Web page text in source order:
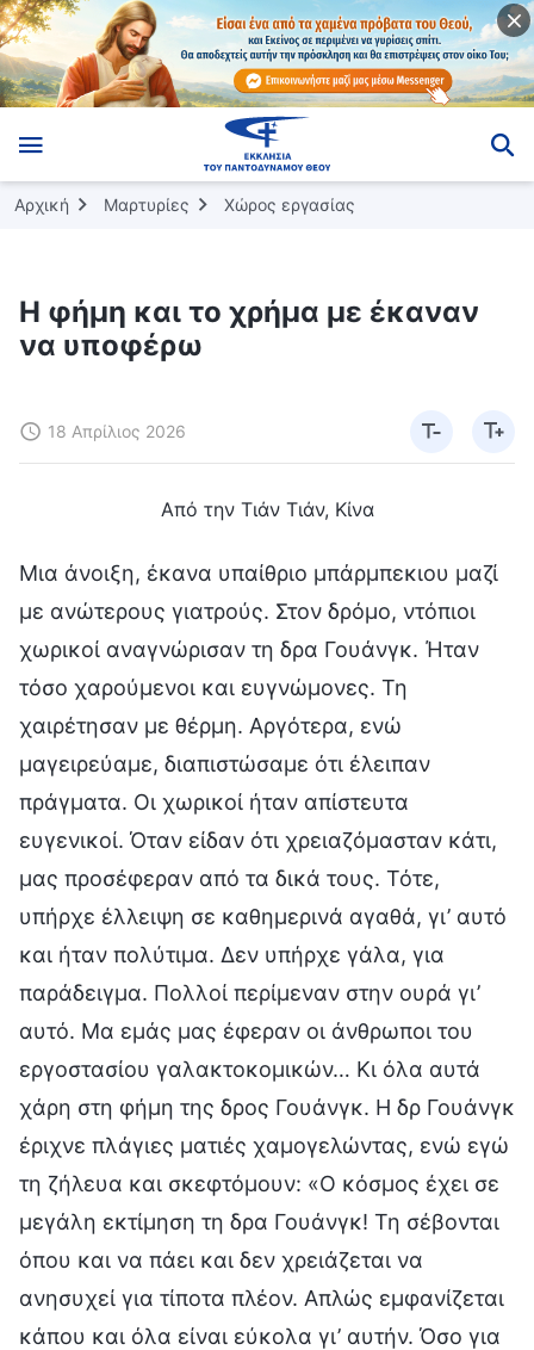
Αρχική Μαρτυρίες Χώρος εργασίας
Η φήμη και το χρήμα με έκαναν
να υποφέρω
18 Απρίλιος 2026
Από την Τιάν Τιάν, Κίνα
Μια άνοιξη, έκανα υπαίθριο μπάρμπεκιου μαζί
με ανώτερους γιατρούς. Στον δρόμο, ντόπιοι
χωρικοί αναγνώρισαν τη δρα Γουάνγκ. Ήταν
τόσο χαρούμενοι και ευγνώμονες. Τη
χαιρέτησαν με θέρμη. Αργότερα, ενώ
μαγειρεύαμε, διαπιστώσαμε ότι έλειπαν
πράγματα. Οι χωρικοί ήταν απίστευτα
ευγενικοί. Όταν είδαν ότι χρειαζόμασταν κάτι,
μας προσέφεραν από τα δικά τους. Τότε,
υπήρχε έλλειψη σε καθημερινά αγαθά, γι’ αυτό
και ήταν πολύτιμα. Δεν υπήρχε γάλα, για
παράδειγμα. Πολλοί περίμεναν στην ουρά γι’
αυτό. Μα εμάς μας έφεραν οι άνθρωποι του
εργοστασίου γαλακτοκομικών… Κι όλα αυτά
χάρη στη φήμη της δρος Γουάνγκ. Η δρ Γουάνγκ
έριχνε πλάγιες ματιές χαμογελώντας, ενώ εγώ
τη ζήλευα και σκεφτόμουν: «Ο κόσμος έχει σε
μεγάλη εκτίμηση τη δρα Γουάνγκ! Τη σέβονται
όπου και να πάει και δεν χρειάζεται να
ανησυχεί για τίποτα πλέον. Απλώς εμφανίζεται
κάπου και όλα είναι εύκολα γι’ αυτήν. Όσο για